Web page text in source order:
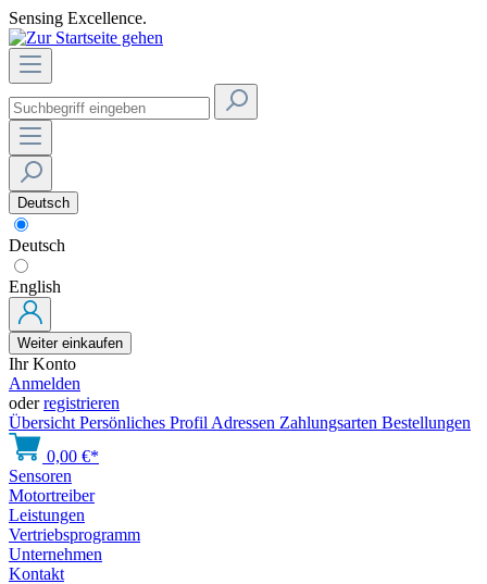
Sensing Excellence.
Deutsch
Deutsch
English
Weiter einkaufen
Ihr Konto
Anmelden
oderregistrieren
Übersicht Persönliches Profil Adressen Zahlungsarten Bestellungen
0,00 €*
Sensoren
Motortreiber
Leistungen
Vertriebsprogramm
Unternehmen
Kontakt